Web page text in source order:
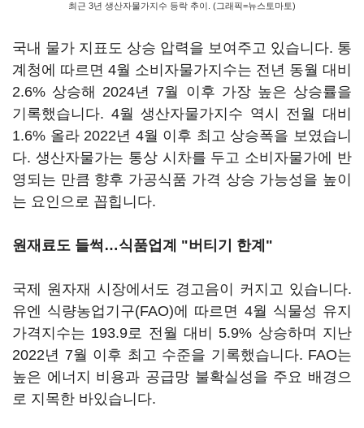
최근 3년 생산자물가지수 등락 추이. (그래픽=뉴스토마토)
국내 물가 지표도 상승 압력을 보여주고 있습니다. 통
계청에 따르면 4월 소비자물가지수는 전년 동월 대비
2.6% 상승해 2024년 7월 이후 가장 높은 상승률을
기록했습니다. 4월 생산자물가지수 역시 전월 대비
1.6% 올라 2022년 4월 이후 최고 상승폭을 보였습니
다. 생산자물가는 통상 시차를 두고 소비자물가에 반
영되는 만큼 향후 가공식품 가격 상승 가능성을 높이
는 요인으로 꼽힙니다.
원재료도 들썩…식품업계 "버티기 한계"
국제 원자재 시장에서도 경고음이 커지고 있습니다.
유엔 식량농업기구(FAO)에 따르면 4월 식물성 유지
가격지수는 193.9로 전월 대비 5.9% 상승하며 지난
2022년 7월 이후 최고 수준을 기록했습니다. FAO는
높은 에너지 비용과 공급망 불확실성을 주요 배경으
로 지목한 바있습니다.